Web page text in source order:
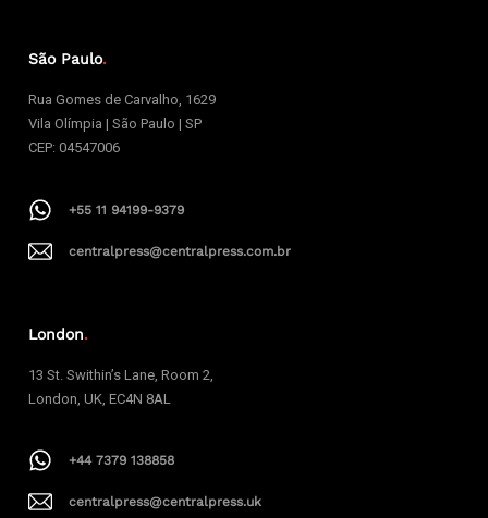
São Paulo.
Rua Gomes de Carvalho, 1629
Vila Olímpia | São Paulo | SP
CEP: 04547006
+55 11 94199-9379
centralpress@centralpress.com.br
London.
13 St. Swithin’s Lane, Room 2,
London, UK, EC4N 8AL
+44 7379 138858
centralpress@centralpress.uk